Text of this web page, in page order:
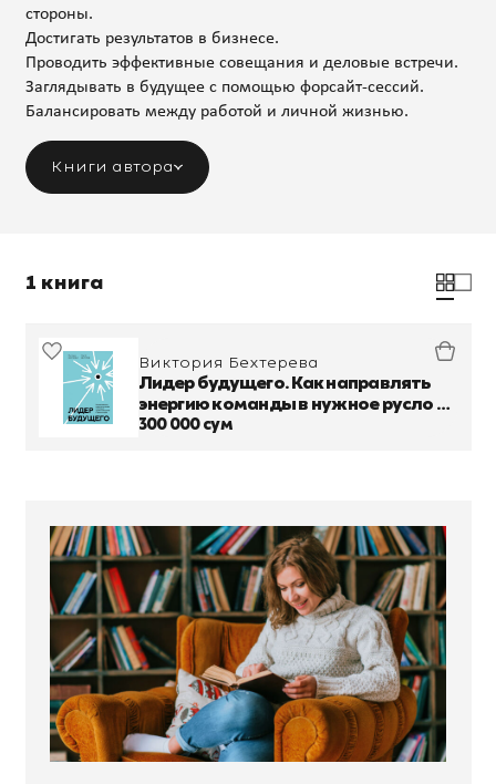
стороны.
Достигать результатов в бизнесе.
Проводить эффективные совещания и деловые встречи.
Заглядывать в будущее с помощью форсайт-сессий.
Балансировать между работой и личной жизнью.
Книги автора
1 книга
Виктория Бехтерева
Лидер будущего. Как направлять
энергию команды в нужное русло с
помощью драйв-совещаний и
300 000 сум